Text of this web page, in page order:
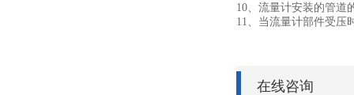
10、流量计安装的管道
11、当流量计部件受压
在线咨询